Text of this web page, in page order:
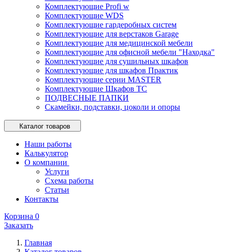
Комплектующие Profi w
Комплектующие WDS
Комплектующие гардеробных систем
Комплектующие для верстаков Garage
Комплектующие для медицинской мебели
Комплектующие для офисной мебели "Находка"
Комплектующие для сушильных шкафов
Комплектующие для шкафов Практик
Комплектующие серии MASTER
Комплектующие Шкафов ТС
ПОДВЕСНЫЕ ПАПКИ
Скамейки, подставки, цоколи и опоры
Каталог товаров
Наши работы
Калькулятор
О компании
Услуги
Схема работы
Статьи
Контакты
Корзина 0
Заказать
Главная